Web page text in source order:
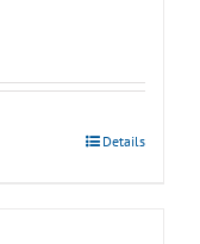
Details